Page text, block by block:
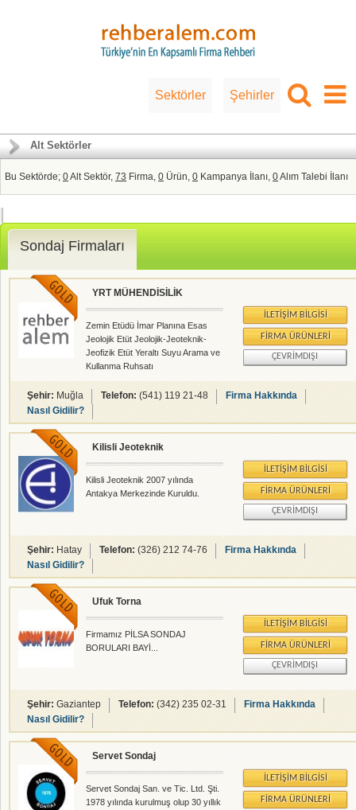
Sektörler Şehirler
Alt Sektörler
Bu Sektörde; 0Alt Sektör, 73 Firma, 0 Ürün, 0 Kampanya İlanı, 0Alım Talebi İlanı
Sondaj Firmaları
YRT MÜHENDİSİLİK
Zemin Etüdü İmar Planına Esas
Jeolojik Etüt Jeolojik-Jeoteknik-
Jeofizik Etüt Yeraltı Suyu Arama ve
Kullanma Ruhsatı
İLETIŞIM BILGISI
FIRMA ÜRÜNLERI
ÇEVRIMDIŞI
Şehir:Muğla Telefon:(541) 119 21-48
Firma Hakkında
Nasıl Gidilir?
Kilisli Jeoteknik
Kilisli Jeoteknik 2007 yılında
Antakya Merkezinde Kuruldu.
İLETIŞIM BILGISI
FIRMA ÜRÜNLERI
ÇEVRIMDIŞI
Şehir:Hatay Telefon:(326) 212 74-76
Firma Hakkında
Nasıl Gidilir?
Ufuk Torna
Firmamız PİLSA SONDAJ
BORULARI BAYİ...
İLETIŞIM BILGISI
FIRMA ÜRÜNLERI
ÇEVRIMDIŞI
Şehir:Gaziantep Telefon:(342) 235 02-31
Firma Hakkında
Nasıl Gidilir?
Servet Sondaj
Servet Sondaj San. ve Tic. Ltd. Şti.
1978 yılında kurulmuş olup 30 yıllık
İLETIŞIM BILGISI
FIRMA ÜRÜNLERI